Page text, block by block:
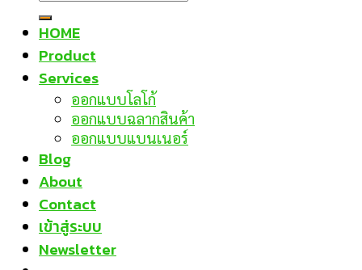
HOME
Product
Services
ออกแบบโลโก้
ออกแบบฉลากสินค้า
ออกแบบแบนเนอร์
Blog
About
Contact
เข้าสู่ระบบ
Newsletter